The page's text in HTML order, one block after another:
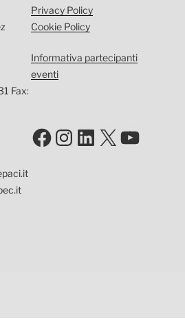
Fax:
Privacy Policy
Cookie Policy
Informativa partecipanti
eventi
Facebook
Instagram
LinkedIn
X